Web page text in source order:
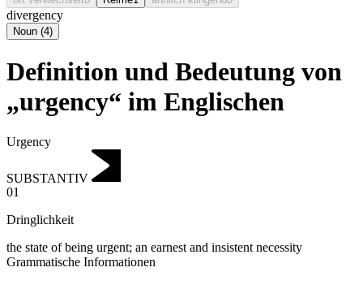
divergency
Noun (4)
Definition und Bedeutung von
„urgency“ im Englischen
Urgency
SUBSTANTIV
01
Dringlichkeit
the state of being urgent; an earnest and insistent necessity
Grammatische Informationen